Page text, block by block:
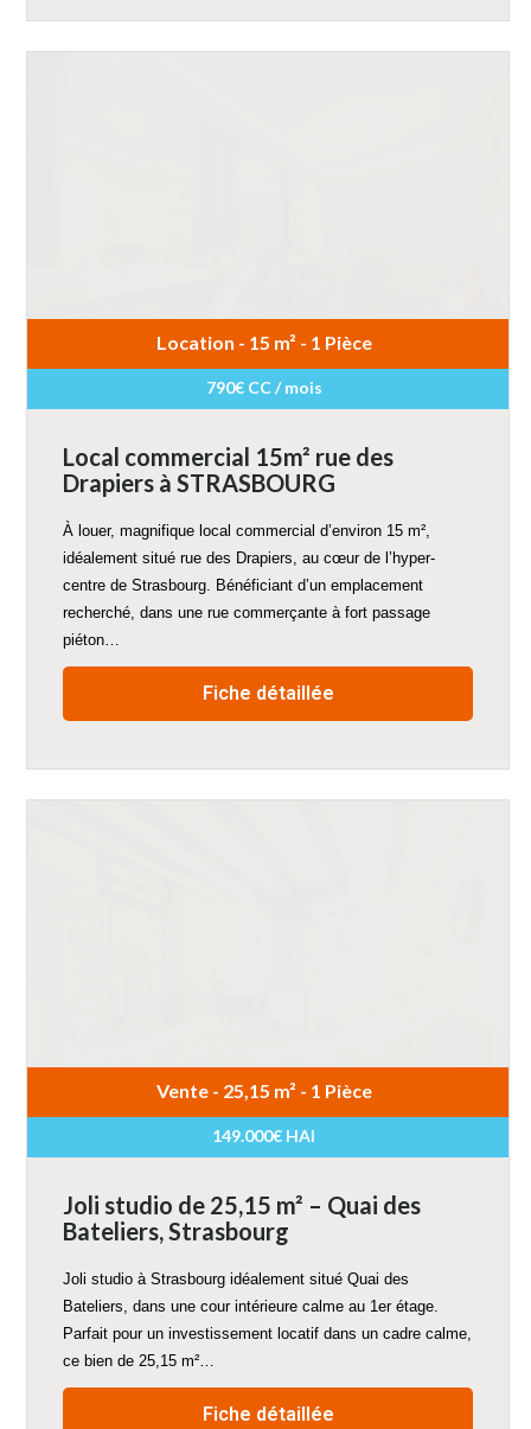
Location - 15 m² - 1 Pièce
790€ CC / mois
Local commercial 15m² rue des
Drapiers à STRASBOURG
À louer, magnifique local commercial d’environ 15 m²,
idéalement situé rue des Drapiers, au cœur de l’hyper-
centre de Strasbourg. Bénéficiant d’un emplacement
recherché, dans une rue commerçante à fort passage
piéton…
Fiche détaillée
Vente - 25,15 m² - 1 Pièce
149.000€ HAI
Joli studio de 25,15 m² – Quai des
Bateliers, Strasbourg
Joli studio à Strasbourg idéalement situé Quai des
Bateliers, dans une cour intérieure calme au 1er étage.
Parfait pour un investissement locatif dans un cadre calme,
ce bien de 25,15 m²…
Fiche détaillée